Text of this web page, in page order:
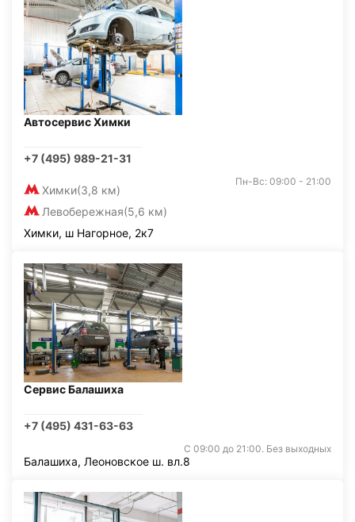
Автосервис Химки
+7 (495) 989-21-31
Химки(3,8 км)
Левобережная(5,6 км)
Пн-Вс: 09:00 - 21:00
Химки, ш Нагорное, 2к7
Сервис Балашиха
+7 (495) 431-63-63
С 09:00 до 21:00. Без выходных
Балашиха, Леоновское ш. вл.8